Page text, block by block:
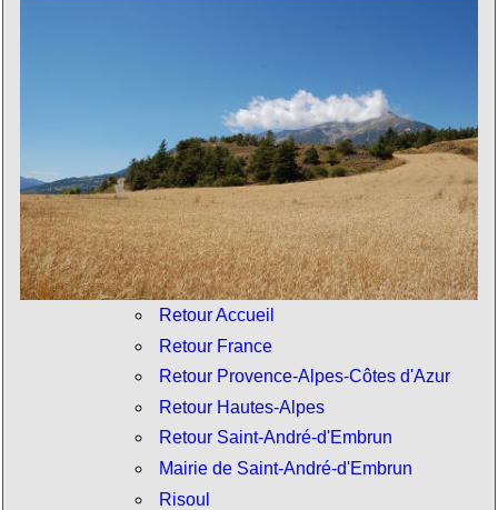
Retour Accueil
Retour France
Retour Provence-Alpes-Côtes d'Azur
Retour Hautes-Alpes
Retour Saint-André-d'Embrun
Mairie de Saint-André-d'Embrun
Risoul